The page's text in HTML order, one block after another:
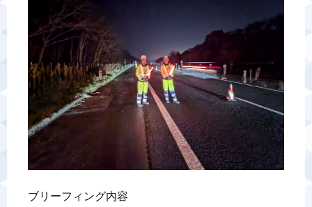
反社会的勢力排除宣言
カスタマーハラスメントに対する基本方針
プライバシーポリシー
お問い合わせ
ブリーフィング内容